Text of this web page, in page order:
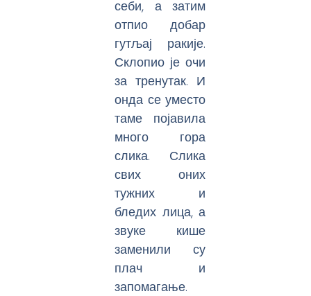
себи, а затим
отпио добар
гутљај ракије.
Склопио је очи
за тренутак. И
онда се уместо
таме појавила
много гора
слика. Слика
свих оних
тужних и
бледих лица, а
звуке кише
заменили су
плач и
запомагање.